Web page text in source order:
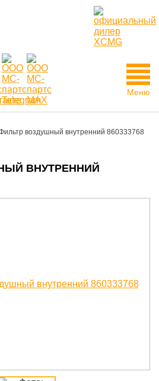
Меню
воздушный внутренний 860333768
ВНУТРЕННИЙ